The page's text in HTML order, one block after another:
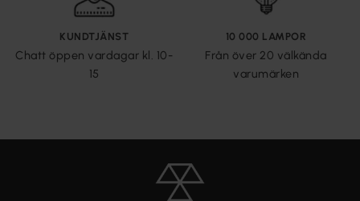
KUNDTJÄNST
Chatt öppen vardagar kl. 10-
15
10 000 LAMPOR
Från över 20 välkända
varumärken